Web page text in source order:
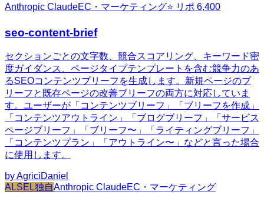
Anthropic ClaudeEC・マーケティング⭐ リポ 6,400
seo-content-brief
セクションごとの文字数、競合スコアリング、キーワード密
度ガイダンス、ページタイプテンプレートを含む競争力のあ
るSEOコンテンツブリーフを生成します。新規ページのブ
リーフと既存ページの改善ブリーフの両方に対応していま
す。ユーザーが「コンテンツブリーフ」「ブリーフを作成」
「コンテンツアウトライン」「ブログブリーフ」「サービス
ページブリーフ」「ブリーフ〜」「ライティングブリーフ」
「コンテンツプラン」「アウトライン〜」などと言った場合
に使用します。
byAgriciDaniel
ALSEL独自Anthropic ClaudeEC・マーケティング